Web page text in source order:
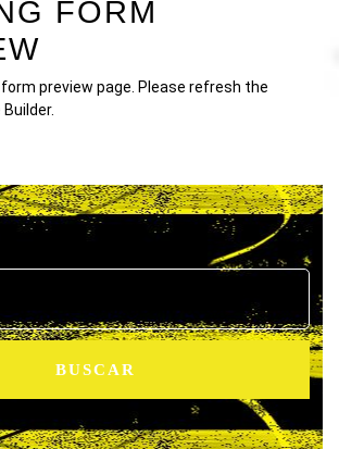
FORM
preview page. Please refresh the